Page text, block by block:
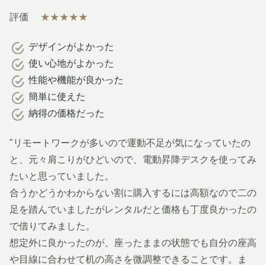
評価 ★★★★★
デザインがよかった
使い心地がよかった
性能や機能が良かった
簡単に使えた
納得の価格だった
"リモートワークが多いので運動不足が気になっていたの
と、元々肩こりがひどいので、電動昇降デスクを使ってみ
たいと思っていました。
合うかどうかわからない割に購入するには高額なので二の
足を踏んでいましたがレンタルだと価格も丁度良かったの
で借りてみました。
想定外に良かったのが、座ったままの状態でも自分の座高
や目線に合わせて机の高さを微調整できることです。ま